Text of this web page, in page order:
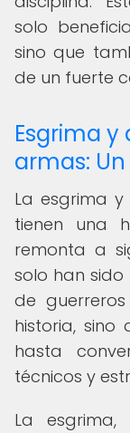
solo
sino que
de un fuerte
Esgrima
armas:
La esgrima
tienen una
remonta a
solo han
de
historia, sino
hasta
técnicos y
La